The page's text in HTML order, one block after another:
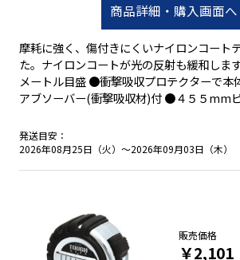
商品詳細・購入画面へ
摩耗に強く、傷付きにくいナイロンコート
た。ナイロンコートが光の反射も緩和しま
メートル目盛 ●衝撃吸収プロテクターで
アブソーバー(衝撃吸収材)付 ●４５５mm
補正移動爪付 ●しっかり握れる優れたグ
●落下防止コードが取り付け可能 ●ベルト
プが標準装備
発送目安：
2026年08月25日（火）～2026年09月03日（木）
販売価格
￥2,101